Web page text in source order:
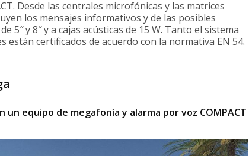
Desde las centrales microfónicas y las matrices
los mensajes informativos y de las posibles
5″ y 8″ y a cajas acústicas de 15 W. Tanto el sistema
están certificados de acuerdo con la normativa EN 54.
un equipo de megafonía y alarma por voz COMPACT